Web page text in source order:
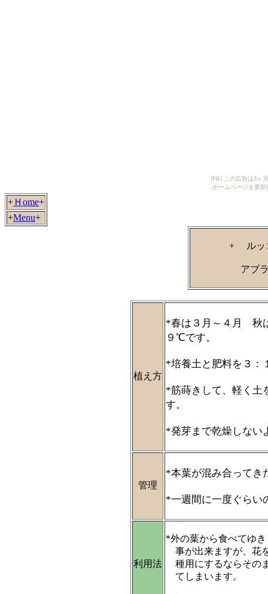
[PR] この広告は3ヶ
ホームページを更
+ Ｈome+
+Menu+
+ ルッ
アブ
植え方
*春は３月～４月 秋
９℃です。
*培養土と肥料を３：
*筋蒔きして、軽く土
す。
*発芽まで乾燥しない
管理
*本葉が混み合ってき
*一週間に一度ぐらい
利用法
*外の葉から食べてゆ
事が出来ますが、花
種用にするならその
てしまいます。